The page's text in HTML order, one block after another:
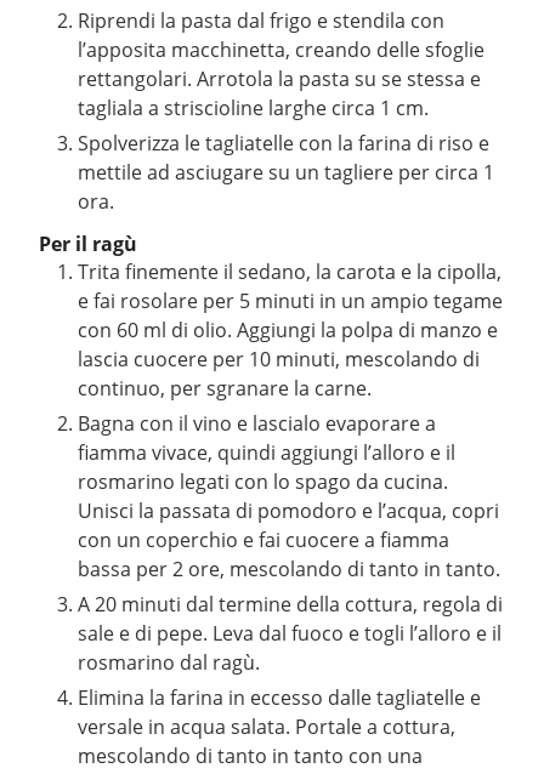
Riprendi la pasta dal frigo e stendila con
l’apposita macchinetta, creando delle sfoglie
rettangolari. Arrotola la pasta su se stessa e
tagliala a striscioline larghe circa 1 cm.
Spolverizza le tagliatelle con la farina di riso e
mettile ad asciugare su un tagliere per circa 1
ora.
Per il ragù
Trita finemente il sedano, la carota e la cipolla,
e fai rosolare per 5 minuti in un ampio tegame
con 60 ml di olio. Aggiungi la polpa di manzo e
lascia cuocere per 10 minuti, mescolando di
continuo, per sgranare la carne.
Bagna con il vino e lascialo evaporare a
fiamma vivace, quindi aggiungi l’alloro e il
rosmarino legati con lo spago da cucina.
Unisci la passata di pomodoro e l’acqua, copri
con un coperchio e fai cuocere a fiamma
bassa per 2 ore, mescolando di tanto in tanto.
A 20 minuti dal termine della cottura, regola di
sale e di pepe. Leva dal fuoco e togli l’alloro e il
rosmarino dal ragù.
Elimina la farina in eccesso dalle tagliatelle e
versale in acqua salata. Portale a cottura,
mescolando di tanto in tanto con una